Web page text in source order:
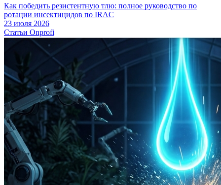
Как победить резистентную тлю: полное руководство по
ротации инсектицидов по IRAC
23 июля 2026
Статьи Onprofi